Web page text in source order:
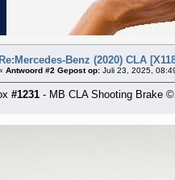
Re:Mercedes-Benz (2020) CLA
Antwoord #2 Gepost op: Juli 23, 2025,
#1231 - MB CLA Shooting Brake